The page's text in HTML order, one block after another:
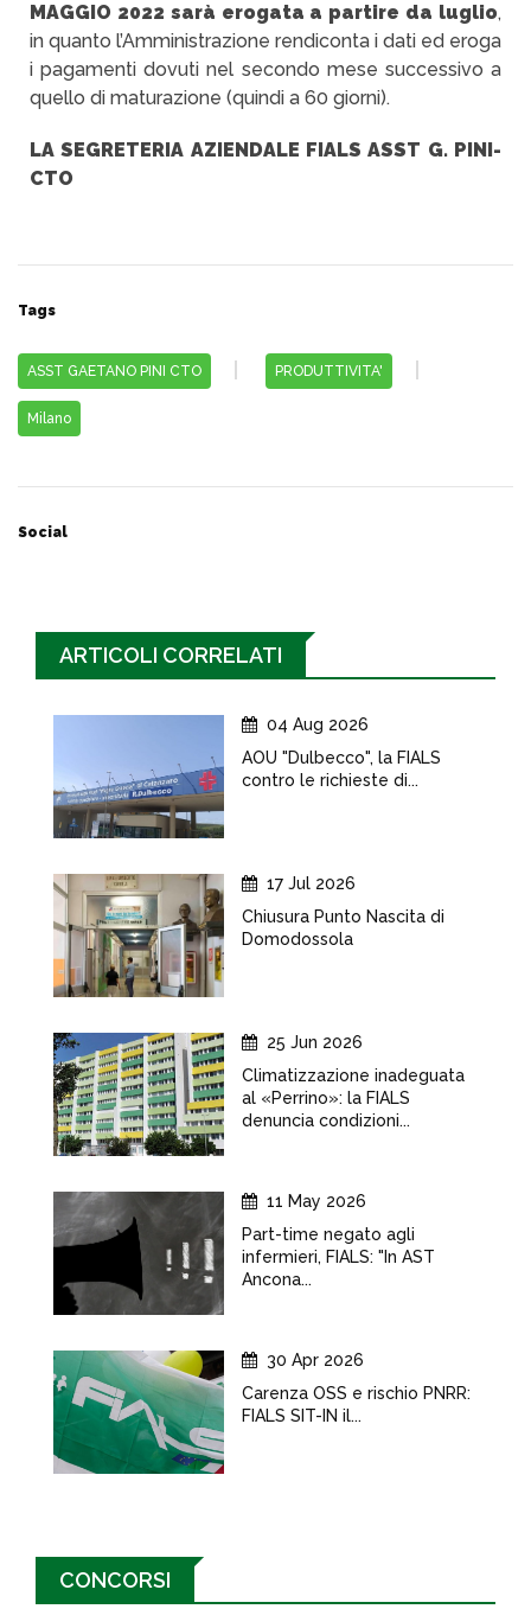
MAGGIO 2022 sarà erogata a partire da luglio,
in quanto l’Amministrazione rendiconta i dati ed eroga
i pagamenti dovuti nel secondo mese successivo a
quello di maturazione (quindi a 60 giorni).
LA SEGRETERIA AZIENDALE FIALS ASST G. PINI-
CTO
Tags
ASST GAETANO PINI CTO PRODUTTIVITA'
Milano
Social
ARTICOLI CORRELATI
04 Aug 2026
AOU "Dulbecco", la FIALS
contro le richieste di...
17 Jul 2026
Chiusura Punto Nascita di
Domodossola
25 Jun 2026
Climatizzazione inadeguata
al «Perrino»: la FIALS
denuncia condizioni...
11 May 2026
Part-time negato agli
infermieri, FIALS: "In AST
Ancona...
30 Apr 2026
Carenza OSS e rischio PNRR:
FIALS SIT-IN il...
CONCORSI